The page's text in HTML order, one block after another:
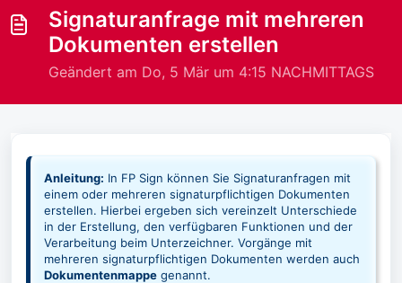
Signaturanfrage mit mehreren
Dokumenten erstellen
Geändert am Do, 5 Mär um 4:15 NACHMITTAGS
Anleitung: In FP Sign können Sie Signaturanfragen mit
einem oder mehreren signaturpflichtigen Dokumenten
erstellen. Hierbei ergeben sich vereinzelt Unterschiede
in der Erstellung, den verfügbaren Funktionen und der
Verarbeitung beim Unterzeichner. Vorgänge mit
mehreren signaturpflichtigen Dokumenten werden auch
Dokumentenmappe genannt.